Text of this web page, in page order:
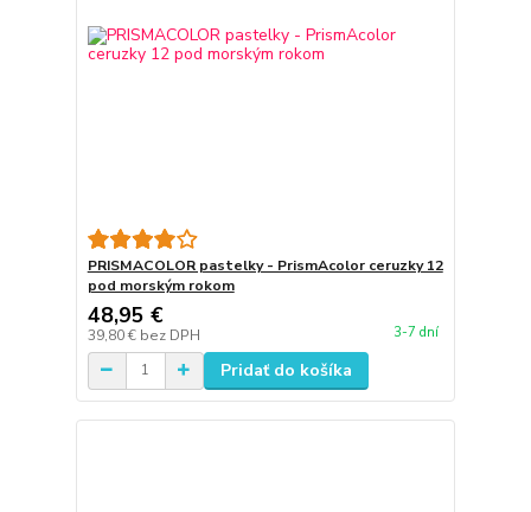
PRISMACOLOR pastelky - PrismAcolor ceruzky 12
pod morským rokom
48,95 €
39,80 € bez DPH 3-7 dní
Pridať do košíka